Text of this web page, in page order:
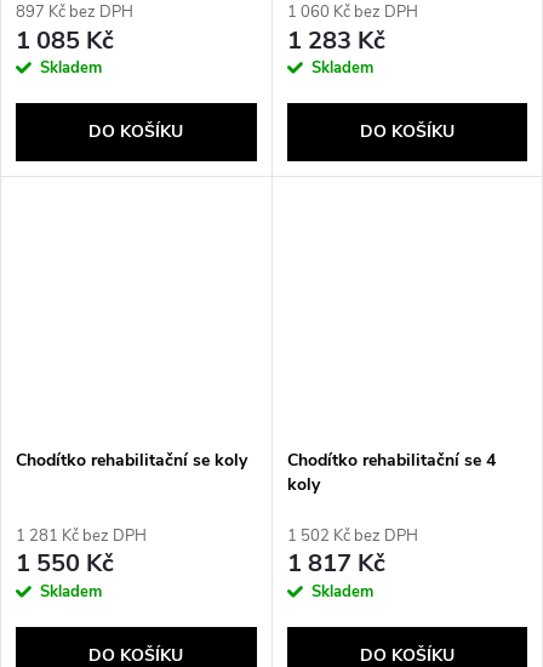
897 Kč bez DPH
1 085 Kč
Skladem
DO KOŠÍKU
1 060 Kč bez DPH
1 283 Kč
Skladem
DO KOŠÍKU
Chodítko rehabilitační se koly
1 281 Kč bez DPH
1 550 Kč
Skladem
DO KOŠÍKU
Chodítko rehabilitační se 4
koly
1 502 Kč bez DPH
1 817 Kč
Skladem
DO KOŠÍKU